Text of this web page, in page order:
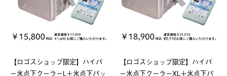
【ロゴスショップ限定】ハイパ
ー氷点下クーラーL＋氷点下パッ
【ロゴスショップ限定】ハイパ
ー氷点下クーラーXL＋氷点下パ